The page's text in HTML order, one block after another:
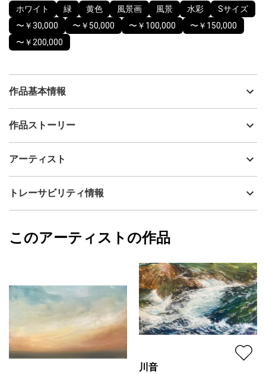
ホワイト 緑 黄色 風景画 風景 水彩
Sサイズ
〜￥30,000
〜￥50,000 〜￥100,000
〜￥150,000
〜￥200,000
作品基本情報
出品者
制作年
水彩
カラー
ホワイト
配送目安
作品ストーリー
描いた作品です。
小さな作品ですが、光の気配が静かに空間に広がるように意識し
＊シンプルな額（アクリル板）をお付けします。
＊参考画像の額とは若干異なる場合がございます。また色味が画
アーティスト
仁科 新
フォローする
トレーサビリティ情報
仁科 新
このアーティストの作品
川音